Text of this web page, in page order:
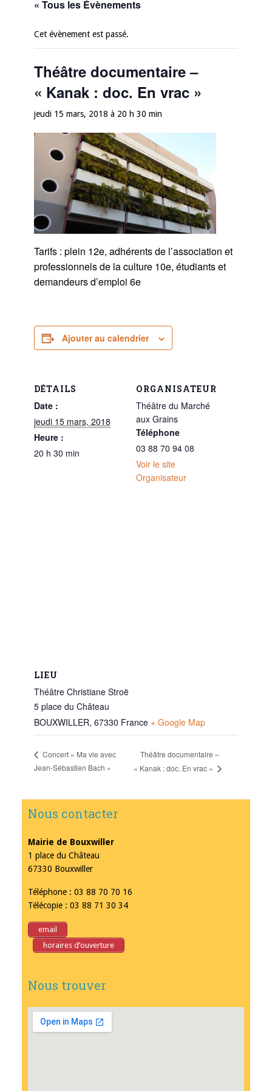
« Tous les Évènements
Cet évènement est passé.
Théâtre documentaire –
« Kanak : doc. En vrac »
jeudi 15 mars, 2018 à 20 h 30 min
Tarifs : plein 12e, adhérents de l’association et
professionnels de la culture 10e, étudiants et
demandeurs d’emploi 6e
Ajouter au calendrier
DÉTAILS
Date :
jeudi 15 mars, 2018
Heure :
20 h 30 min
ORGANISATEUR
Théâtre du Marché
aux Grains
Téléphone
03 88 70 94 08
Voir le site
Organisateur
LIEU
Théâtre Christiane Stroë
5 place du Château
BOUXWILLER, 67330 France + Google Map
Concert « Ma vie avec
Jean-Sébastien Bach »
Théâtre documentaire –
« Kanak : doc. En vrac »
Nous contacter
Mairie de Bouxwiller
1 place du Château
67330 Bouxwiller
Téléphone : 03 88 70 70 16
Télécopie : 03 88 71 30 34
email
horaires d’ouverture
Nous trouver